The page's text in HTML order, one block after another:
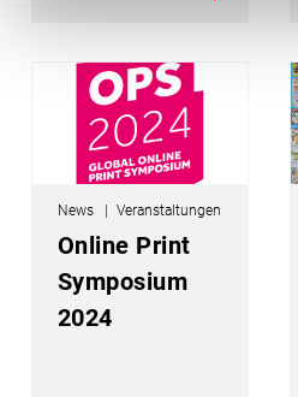
News Veranstaltungen
Online Print
Symposium
2024